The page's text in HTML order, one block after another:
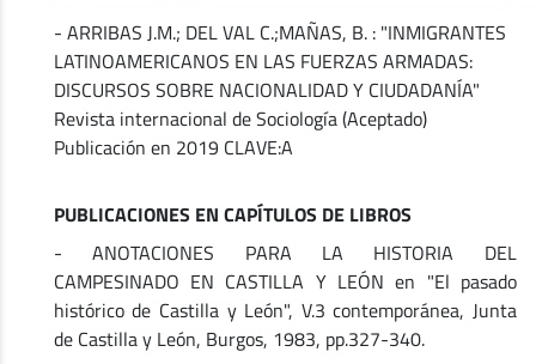
- ARRIBAS J.M.; DEL VAL C.;MAÑAS, B. : "INMIGRANTES
LATINOAMERICANOS EN LAS FUERZAS ARMADAS:
DISCURSOS SOBRE NACIONALIDAD Y CIUDADANÍA"
Revista internacional de Sociología (Aceptado)
Publicación en 2019 CLAVE:A
PUBLICACIONES EN CAPÍTULOS DE LIBROS
- ANOTACIONES PARA LA HISTORIA DEL
CAMPESINADO EN CASTILLA Y LEÓN en "El pasado
histórico de Castilla y León", V.3 contemporánea, Junta
de Castilla y León, Burgos, 1983, pp.327-340.